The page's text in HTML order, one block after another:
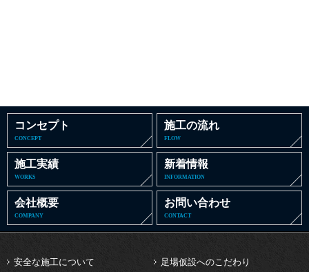
コンセプト
CONCEPT
施工の流れ
FLOW
施工実績
WORKS
新着情報
INFORMATION
会社概要
COMPANY
お問い合わせ
CONTACT
安全な施工について 足場仮設へのこだわり